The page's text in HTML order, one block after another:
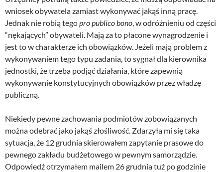
wniosek obywatela zamiast wykonywać jakąś inną pracę.
Jednak nie robią tegopro publico bono, w odróżnieniu od części
“nękających” obywateli. Mają za to płacone wynagrodzenie i
jest to w charakterze ich obowiązków. Jeżeli mają problem z
wykonywaniem tego typu zadania, to sygnał dla kierownika
jednostki, że trzeba podjąć działania, które zapewnią
wykonywanie konstytucyjnych obowiązków przez władzę
publiczną.
Niekiedy pewne zachowania podmiotów zobowiązanych
można odebrać jako jakąś złośliwość. Zdarzyła mi się taka
sytuacja, że 12 grudnia skierowałem zapytanie prasowe do
pewnego zakładu budżetowego w pewnym samorządzie.
Odpowiedź otrzymałem mailem 26 grudnia tuż po godzinie